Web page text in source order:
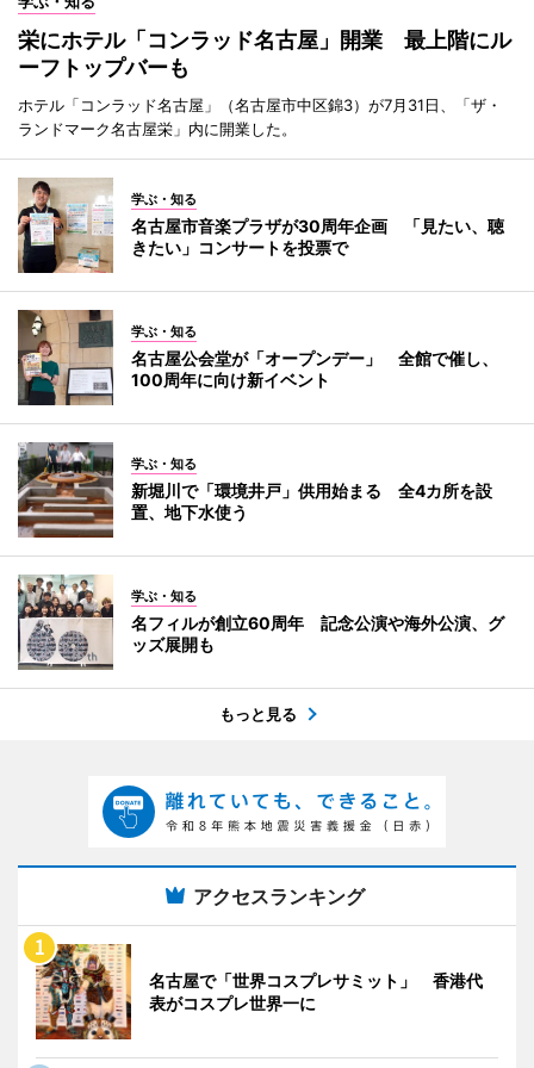
栄にホテル「コンラッド名古屋」開業 最上階にル
ーフトップバーも
ホテル「コンラッド名古屋」（名古屋市中区錦3）が7月31日、「ザ・
ランドマーク名古屋栄」内に開業した。
学ぶ・知る
名古屋市音楽プラザが30周年企画 「見たい、聴
きたい」コンサートを投票で
学ぶ・知る
名古屋公会堂が「オープンデー」 全館で催し、
100周年に向け新イベント
学ぶ・知る
新堀川で「環境井戸」供用始まる 全4カ所を設
置、地下水使う
学ぶ・知る
名フィルが創立60周年 記念公演や海外公演、グ
ッズ展開も
もっと見る
アクセスランキング
名古屋で「世界コスプレサミット」 香港代
表がコスプレ世界一に